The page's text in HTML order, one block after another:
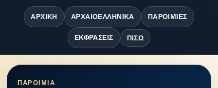
ΑΡΧΙΚΉ ΑΡΧΑΙΟΕΛΛΗΝΙΚΆ ΠΑΡΟΙΜΊΕΣ
ΕΚΦΡΆΣΕΙΣ ΠΊΣΩ
ΠΑΡΟΙΜΙΑ